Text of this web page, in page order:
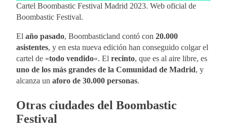
Cartel Boombastic Festival Madrid 2023. Web oficial de
Boombastic Festival.
El año pasado, Boombasticland contó con 20.000
asistentes, y en esta nueva edición han conseguido colgar el
cartel de «todo vendido«. El recinto, que es al aire libre, es
uno de los más grandes de la Comunidad de Madrid, y
alcanza un aforo de 30.000 personas.
Otras ciudades del Boombastic
Festival